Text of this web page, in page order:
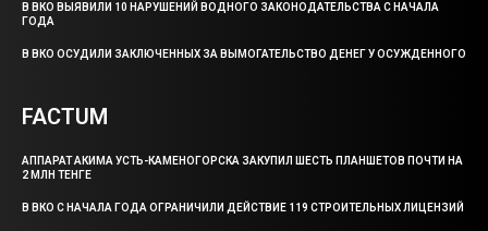
В ВКО ВЫЯВИЛИ 10 НАРУШЕНИЙ ВОДНОГО ЗАКОНОДАТЕЛЬСТВА С НАЧАЛА
ГОДА
В ВКО ОСУДИЛИ ЗАКЛЮЧЕННЫХ ЗА ВЫМОГАТЕЛЬСТВО ДЕНЕГ У ОСУЖДЕННОГО
FACTUM
АППАРАТ АКИМА УСТЬ-КАМЕНОГОРСКА ЗАКУПИЛ ШЕСТЬ ПЛАНШЕТОВ ПОЧТИ НА
2 МЛН ТЕНГЕ
В ВКО С НАЧАЛА ГОДА ОГРАНИЧИЛИ ДЕЙСТВИЕ 119 СТРОИТЕЛЬНЫХ ЛИЦЕНЗИЙ